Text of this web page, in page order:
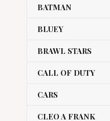
BATMAN
BLUEY
BRAWL STARS
CALL OF DUTY
CARS
CLEO A FRANK